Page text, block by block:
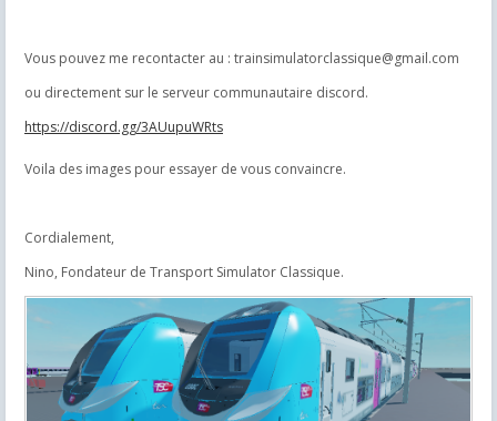
Vous pouvez me recontacter au : trainsimulatorclassique@gmail.com
ou directement sur le serveur communautaire discord.
https://discord.gg/3AUupuWRts
Voila des images pour essayer de vous convaincre.
Cordialement,
Nino, Fondateur de Transport Simulator Classique.